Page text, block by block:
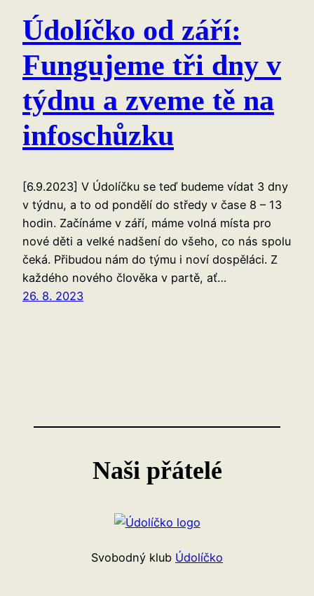
Údolíčko od září:
Fungujeme tři dny v
týdnu a zveme tě na
infoschůzku
[6.9.2023] V Údolíčku se teď budeme vídat 3 dny
v týdnu, a to od pondělí do středy v čase 8 – 13
hodin. Začínáme v září, máme volná místa pro
nové děti a velké nadšení do všeho, co nás spolu
čeká. Přibudou nám do týmu i noví dospěláci. Z
každého nového člověka v partě, ať…
26. 8. 2023
Naši přátelé
Svobodný klub Údolíčko